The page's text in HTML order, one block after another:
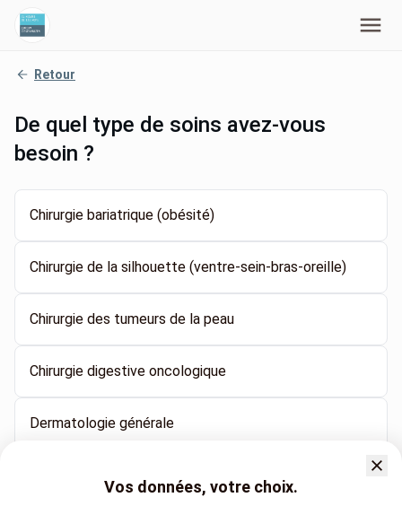
Retour
De quel type de soins avez-vous
besoin ?
Chirurgie bariatrique (obésité)
Chirurgie de la silhouette (ventre-sein-bras-oreille)
Chirurgie des tumeurs de la peau
Chirurgie digestive oncologique
Dermatologie générale
Vos données, votre choix.